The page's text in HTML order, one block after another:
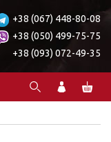
+38 (067) 448-80-08
+38 (050) 499-75-75
+38 (093) 072-49-35